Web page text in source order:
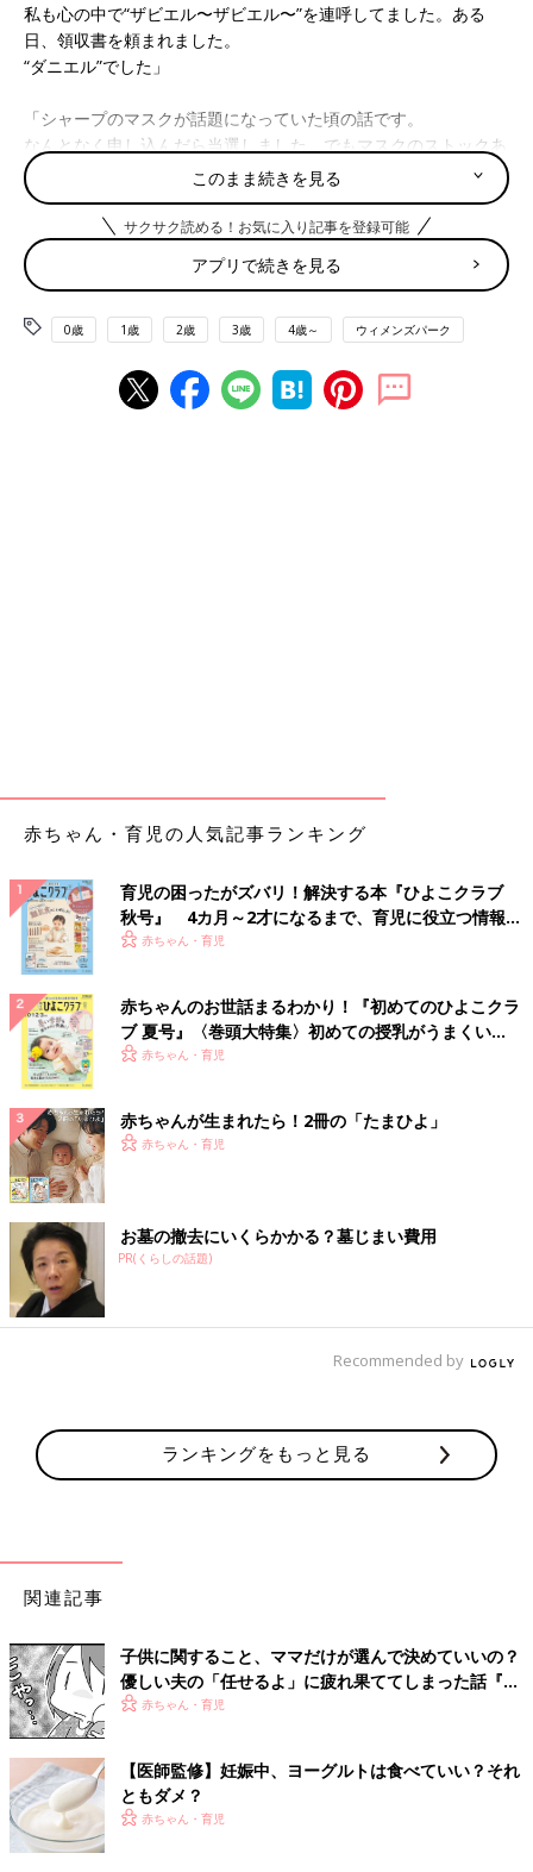
私も心の中で“ザビエル〜ザビエル〜”を連呼してました。ある
日、領収書を頼まれました。
“ダニエル”でした」
「シャープのマスクが話題になっていた頃の話です。
なんとなく申し込んだら当選しました。でもマスクのストックあ
るし、お値段高いし、買わないつもりとネットに書き込んだ
ら“もったいない”“羨ましい”などの書き込みが殺到。
なんか縁起物みたいに思えてきて、買っちゃいました」
「久しぶりに美容院へ行きました。若いお兄さんで、とても丁寧
シャンプーが長ーーーーーい。
って思うくらい長かった。
ちなみに髪の長さは肩につかないショートボブ。
が、揃えたらスイッチが切れてしまい、そのまま放置。
とうとう生クリームの賞味期限がきて、でもスイッチが入らず、
でももったいないのでネットで生クリームの簡単レシピを探し
て、パンナコッタを作りました。
同じような状態でパイ生地が冷凍庫に眠ってます。アップルパイ
を作る予定ですが、何ができるだろう」
「未就学児が２人います。まぁ、おもちゃを片付けません。毎日
毎日“お片付けをしなさい！”と、雷落とします。
が、私のテリトリーを見ると……。
台所には生協で買った雑貨や衣類が散乱（とりあえずキッチンに
置く、が私の癖）。
奥の部屋には、引っ越して１年経つのに放置されているダンボー
ルの山々。
子どもたちに気付かれる前に片付けないと、と日々ヒヤヒヤして
います」
「娘と一緒に、ちょっとお高めのパスタ屋に入りました。
“ホノコのパスタ”“タラコヌは〜のパスタ”など、見慣れないメニ
ュー名に興奮。
やはりお高い店は違うのね〜なんて、思っていたら。
字体がオシャレすぎて歪んでて。お店の人に聞かなくて良かっ
家族にまつわるダラダラなお話。オチは“以上、どう
洗面台で洗濯機に入れる前の予洗いをしていて、ふと顔を上げて
鏡を見たら、心底嫌そうな、ものすごい形相をした私がいまし
た」
「某出版社でブックバンドがもらえるキャンペーンをやってい
て、それを目当てに本を買ったら、キャンペーン対象外のタイト
ルでした。
意気消沈して帰宅後、キャンペーンを改めて調べて星新一の『ボ
このまま続きを見る
サクサク読める！お気に入り記事を登録可能
アプリで続きを見る
0歳 1歳 2歳 3歳 4歳～ ウィメンズパーク
赤ちゃん・育児の人気記事ランキング
育児の困ったがズバリ！解決する本『ひよこクラブ
秋号』 4カ月～2才になるまで、育児に役立つ情報が
いっぱい！
赤ちゃん・育児
赤ちゃんのお世話まるわかり！『初めてのひよこクラ
ブ 夏号』〈巻頭大特集〉初めての授乳がうまくい
く！ おっぱい・ミルクの基本と夏のトラブル 解決テ
赤ちゃん・育児
赤ちゃんが生まれたら！2冊の「たまひよ」
赤ちゃん・育児
お墓の撤去にいくらかかる？墓じまい費用
PR(くらしの話題)
Recommended by
ランキングをもっと見る
関連記事
子供に関すること、ママだけが選んで決めていいの？
優しい夫の「任せるよ」に疲れ果ててしまった話『ふ
うふう子育て ＃43』
赤ちゃん・育児
【医師監修】妊娠中、ヨーグルトは食べていい？それ
ともダメ？
赤ちゃん・育児